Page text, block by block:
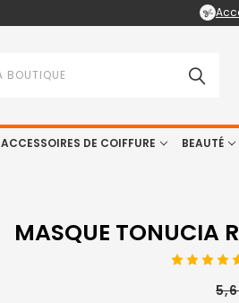
ACCESSOIRES DE COIFFURE BEAUTÉ
MASQUE TONUCIA